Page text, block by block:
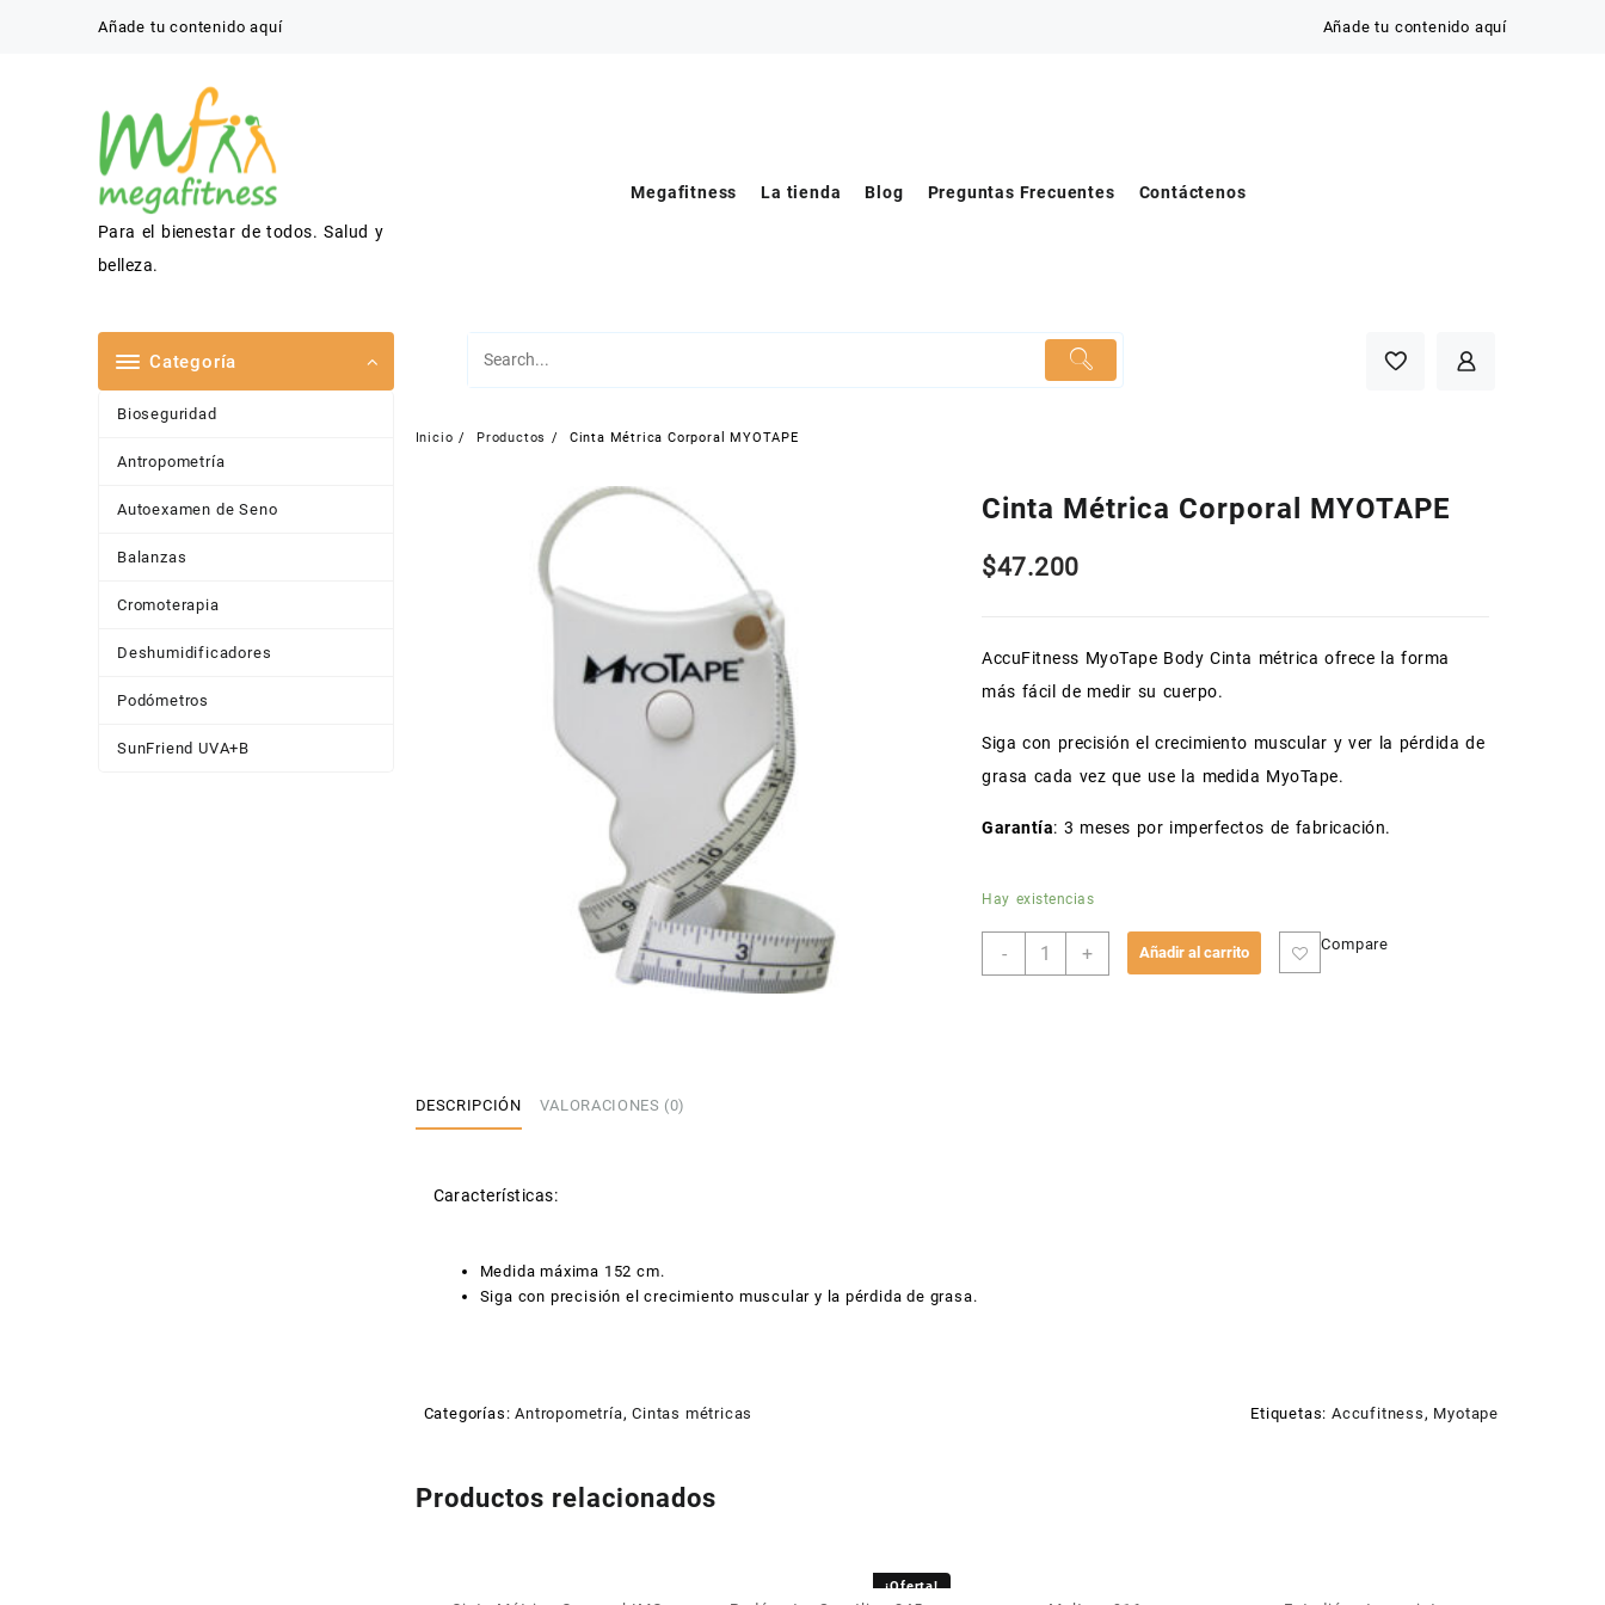
Añade tu contenido aquí Añade tu contenido aquí
Para el bienestar de todos. Salud y
belleza.
Megafitness La tienda Blog Preguntas Frecuentes Contáctenos
Categoría
Bioseguridad
Antropometría
Autoexamen de Seno
Balanzas
Cromoterapia
Deshumidificadores
Podómetros
SunFriend UVA+B
Inicio Productos Cinta Métrica Corporal MYOTAPE
Cinta Métrica Corporal MYOTAPE
$47.200
AccuFitness MyoTape Body Cinta métrica ofrece la forma
más fácil de medir su cuerpo.
Siga con precisión el crecimiento muscular y ver la pérdida de
grasa cada vez que use la medida MyoTape.
Garantía: 3 meses por imperfectos de fabricación.
Hay existencias
-
Cinta
+ Añadir al carrito Compare
DESCRIPCIÓN VALORACIONES (0)
Características:
Medida máxima 152 cm.
Siga con precisión el crecimiento muscular y la pérdida de grasa.
Categorías:Antropometría,Cintas métricas Etiquetas: Accufitness , Myotape
Productos relacionados
¡Oferta!